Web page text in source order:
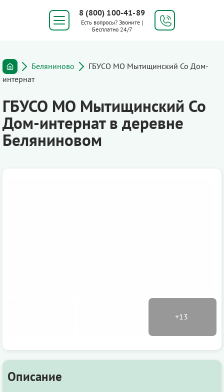
8 (800) 100-41-89
Есть вопросы? Звоните |
Бесплатно 24/7
Беляниново
ГБУСО МО Мытищинский Со Дом-
интернат
ГБУСО МО Мытищинский Со
Дом-интернат в деревне
Беляниновом
Описание